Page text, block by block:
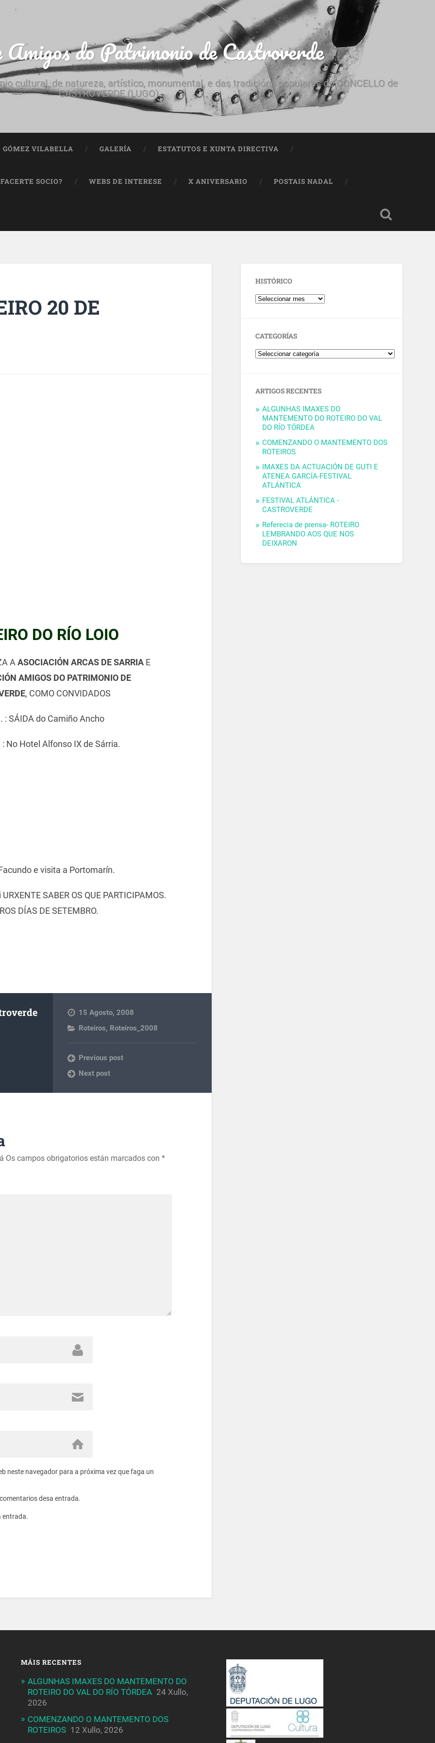
Amigos do Patrimonio de Castroverde
cultural, de natureza, artístico, monumental, e das tradicións populares do CONCELLO de
CASTROVERDE (LUGO)
GÓMEZ VILABELLA GALERÍA ESTATUTOS E XUNTA DIRECTIVA
SOCIO? WEBS DE INTERESE X ANIVERSARIO POSTAIS NADAL
20 DE
DO RÍO LOIO
AASOCIACIÓN ARCAS DE SARRIAE
AMIGOS DO PATRIMONIO DE
, COMO CONVIDADOS
: SÁIDA do Camiño Ancho
: No Hotel Alfonso IX de Sárria.
e visita a Portomarín.
SABER OS QUE PARTICIPAMOS.
DÍAS DE SETEMBRO.
15 Agosto, 2008
Roteiros, Roteiros_2008
Previous post
Next post
Os campos obrigatorios están marcados con *
neste navegador para a próxima vez que faga un
desa entrada.
entrada.
HISTÓRICO
CATEGORÍAS
ARTIGOS RECENTES
ALGUNHAS IMAXES DO
MANTEMENTO DO ROTEIRO DO VAL
DO RÍO TÓRDEA
COMENZANDO O MANTEMENTO DOS
ROTEIROS
IMAXES DA ACTUACIÓN DE GUTI E
ATENEA GARCÍA-FESTIVAL
ATLÁNTICA
FESTIVAL ATLÁNTICA -
CASTROVERDE
Referecia de prensa- ROTEIRO
LEMBRANDO AOS QUE NOS
DEIXARON
MÁIS RECENTES
ALGUNHAS IMAXES DO MANTEMENTO DO
ROTEIRO DO VAL DO RÍO TÓRDEA 24 Xullo,
2026
COMENZANDO O MANTEMENTO DOS
ROTEIROS 12 Xullo, 2026